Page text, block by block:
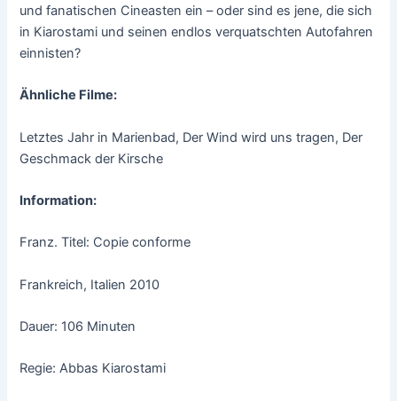
und fanatischen Cineasten ein – oder sind es jene, die sich
in Kiarostami und seinen endlos verquatschten Autofahren
einnisten?
Ähnliche Filme:
Letztes Jahr in Marienbad, Der Wind wird uns tragen, Der
Geschmack der Kirsche
Information:
Franz. Titel: Copie conforme
Frankreich, Italien 2010
Dauer: 106 Minuten
Regie: Abbas Kiarostami